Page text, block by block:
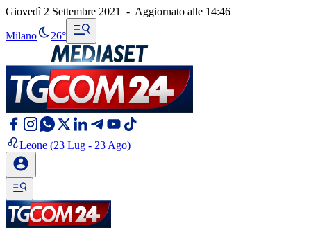
Giovedì 2 Settembre 2021 - Aggiornato alle 14:46
Milano 26°
Leone (23 Lug - 23 Ago)